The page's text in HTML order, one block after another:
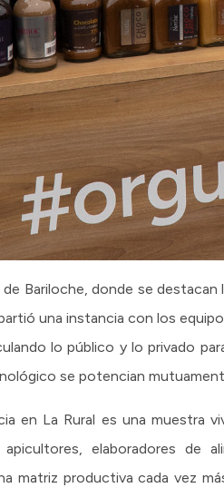
Bariloche, donde se
una instancia con los
lo público y lo privado
se potencian
en La Rural es una muestra
elaboradores de
matriz productiva cada vez